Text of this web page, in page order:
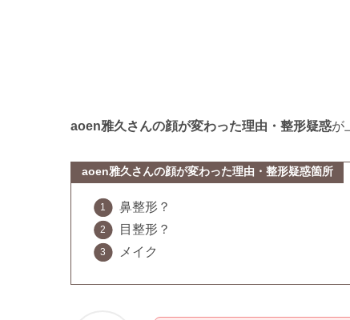
aoen雅久さんの顔が変わった理由・整形疑惑が
aoen雅久さんの顔が変わった理由・整形疑惑箇所
鼻整形？
目整形？
メイク